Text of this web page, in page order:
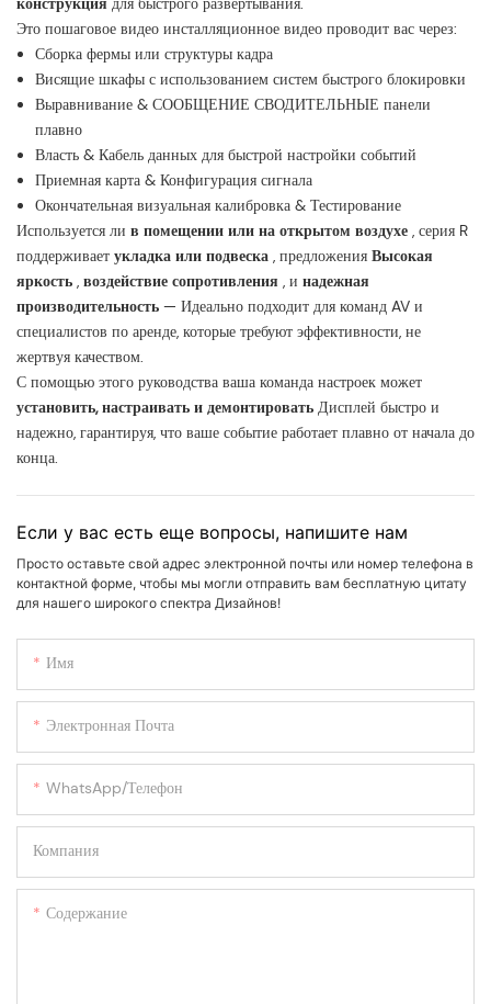
Это пошаговое видео инсталляционное видео проводит вас через:
Сборка фермы или структуры кадра
Висящие шкафы с использованием систем быстрого блокировки
Выравнивание & СООБЩЕНИЕ СВОДИТЕЛЬНЫЕ панели
плавно
Власть & Кабель данных для быстрой настройки событий
Приемная карта & Конфигурация сигнала
Окончательная визуальная калибровка & Тестирование
Используется ли в помещении или на открытом воздухе , серия R
поддерживает укладка или подвеска , предложения Высокая
яркость , воздействие сопротивления , и надежная
производительность — Идеально подходит для команд AV и
специалистов по аренде, которые требуют эффективности, не
жертвуя качеством.
С помощью этого руководства ваша команда настроек может
установить, настраивать и демонтировать Дисплей быстро и
надежно, гарантируя, что ваше событие работает плавно от начала до
конца.
Если у вас есть еще вопросы, напишите нам
Просто оставьте свой адрес электронной почты или номер телефона в
контактной форме, чтобы мы могли отправить вам бесплатную цитату
для нашего широкого спектра Дизайнов!
Имя
Электронная Почта
WhatsApp/телефон
Компания
Содержание